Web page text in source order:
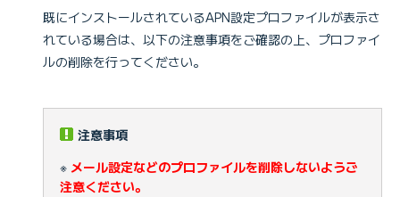
既にインストールされているAPN設定プロファイルが表示さ
れている場合は、以下の注意事項をご確認の上、プロファイ
ルの削除を行ってください。
注意事項
※ メール設定などのプロファイルを削除しないようご
注意ください。